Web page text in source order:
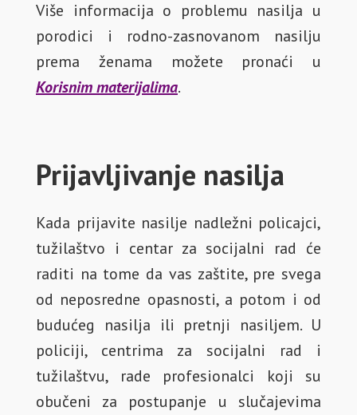
Više informacija o problemu nasilja u
porodici i rodno-zasnovanom nasilju
prema ženama možete pronaći u
Korisnim materijalima.
Prijavljivanje nasilja
Kada prijavite nasilje nadležni policajci,
tužilaštvo i centar za socijalni rad će
raditi na tome da vas zaštite, pre svega
od neposredne opasnosti, a potom i od
budućeg nasilja ili pretnji nasiljem. U
policiji, centrima za socijalni rad i
tužilaštvu, rade profesionalci koji su
obučeni za postupanje u slučajevima